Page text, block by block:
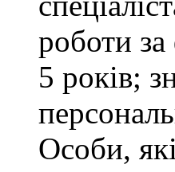
роботи
5 років;
Особи,